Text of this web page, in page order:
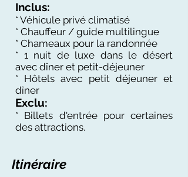
Inclus:
* Véhicule privé climatisé
* Chauffeur / guide multilingue
* Chameaux pour la randonnée
* 1 nuit de luxe dans le désert
avec dîner et petit-déjeuner
* Hôtels avec petit déjeuner et
dîner
Exclu:
* Billets d'entrée pour certaines
des attractions.
Itinéraire